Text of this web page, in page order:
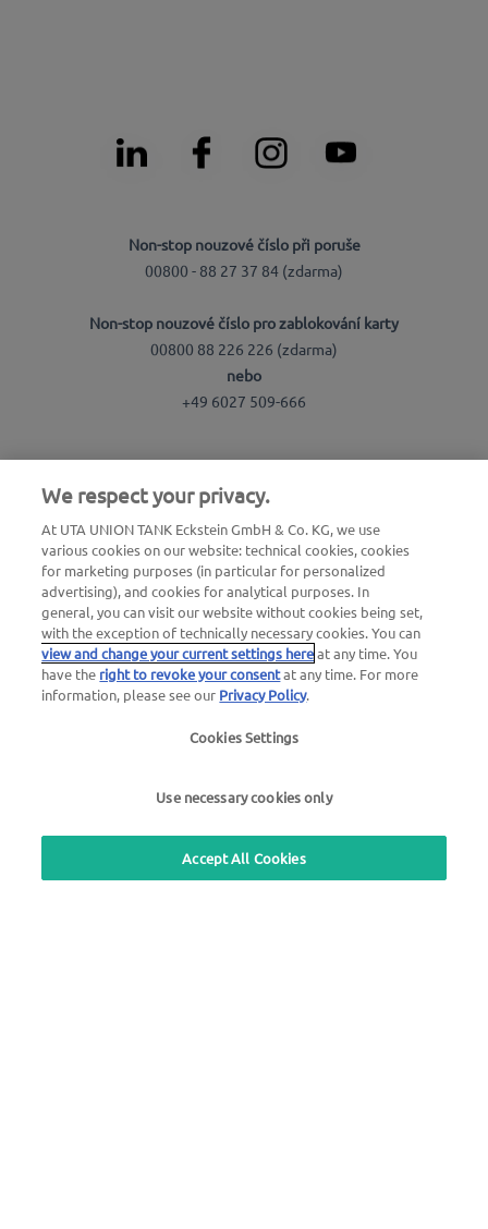
Non-stop nouzové číslo při poruše
00800 - 88 27 37 84 (zdarma)
Non-stop nouzové číslo pro zablokování karty
00800 88 226 226 (zdarma)
nebo
+49 6027 509-666
UTA Czech s.r.o.
Pernerova 691/42
186 00 Praha 8 - Karlín
IČ: 04769490
Obecné dotazy
T: +420 270 006 300
E: utacz@uta.com
Vyhledávání stanic
Přihlásit do sekce pro zákazníky
We respect your privacy.
At UTA UNION TANK Eckstein GmbH & Co. KG, we use
various cookies on our website: technical cookies, cookies
for marketing purposes (in particular for personalized
advertising), and cookies for analytical purposes. In
general, you can visit our website without cookies being set,
with the exception of technically necessary cookies. You can
view and change your current settings hereat any time. You
have the right to revoke your consentat any time. For more
information, please see our Privacy Policy.
Cookies Settings
Use necessary cookies only
Accept All Cookies